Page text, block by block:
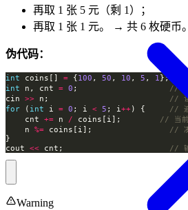
再取 1 张 5 元（剩 1）；
再取 1 张 1 元。 → 共 6 枚硬币。
伪代码：
int coins[] = {100 , 50 , 10 , 5 , 1 };
int n, cnt = 0 ;
cin >> n;
for ( int i = 0 ; i < 5 ; i ++) {
    cnt
+= n / coins[i];
    n
%= coins[i];
cout << cnt;
Warning